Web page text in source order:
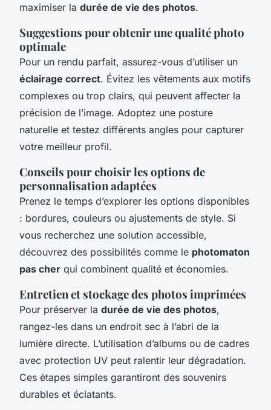
maximiser la durée de vie des photos.
Suggestions pour obtenir une qualité photo
optimale
Pour un rendu parfait, assurez-vous d’utiliser un
éclairage correct. Évitez les vêtements aux motifs
complexes ou trop clairs, qui peuvent affecter la
précision de l’image. Adoptez une posture
naturelle et testez différents angles pour capturer
votre meilleur profil.
Conseils pour choisir les options de
personnalisation adaptées
Prenez le temps d’explorer les options disponibles
: bordures, couleurs ou ajustements de style. Si
vous recherchez une solution accessible,
découvrez des possibilités comme le photomaton
pas cher qui combinent qualité et économies.
Entretien et stockage des photos imprimées
Pour préserver la durée de vie des photos,
rangez-les dans un endroit sec à l’abri de la
lumière directe. L’utilisation d’albums ou de cadres
avec protection UV peut ralentir leur dégradation.
Ces étapes simples garantiront des souvenirs
durables et éclatants.